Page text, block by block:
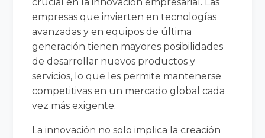
empresas que invierten en tecnologías
avanzadas y en equipos de última
generación tienen mayores posibilidades
de desarrollar nuevos productos y
servicios, lo que les permite mantenerse
competitivas en un mercado global cada
vez más exigente.
La innovación no solo implica la creación